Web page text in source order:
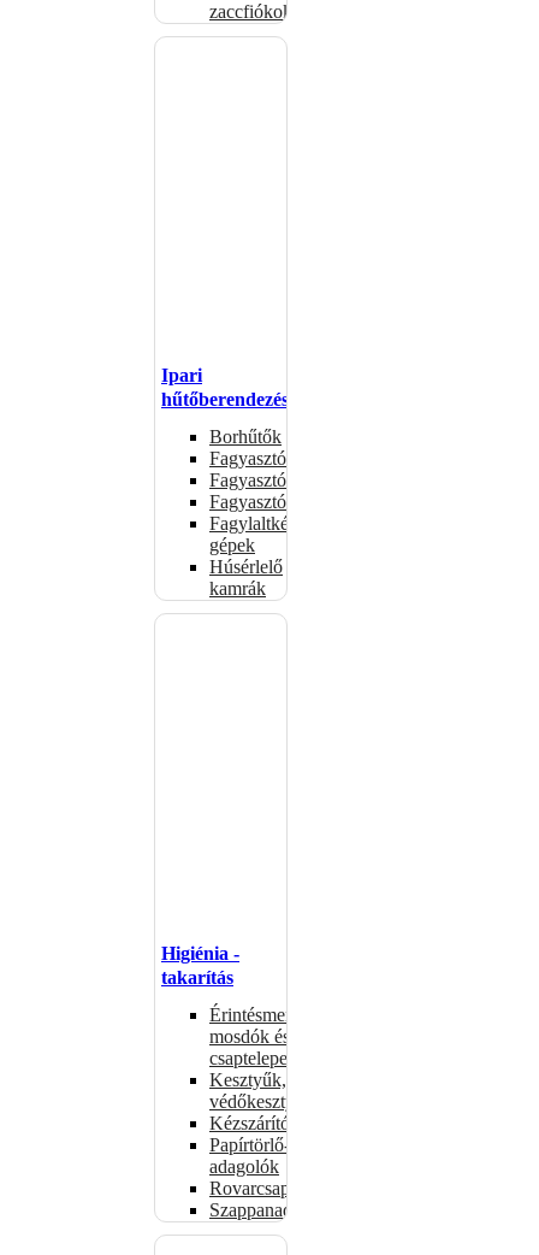
zaccfiókok
Ipari
hűtőberendezések
Borhűtők
Fagyasztóasztalok
Fagyasztóládák
Fagyasztószekrények
Fagylaltkészítő
gépek
Húsérlelő
kamrák
Higiénia -
takarítás
Érintésmentes
mosdók és
csaptelepek
Kesztyűk,
védőkesztyűk
Kézszárítók
Papírtörlő-
adagolók
Rovarcsapdák
Szappanadagolók